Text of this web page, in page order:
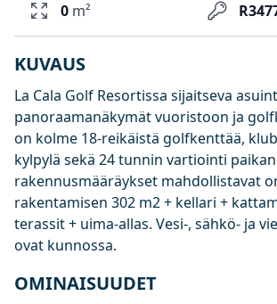
0 m²
KUVAUS
La Cala Golf Resortissa sijaitseva
panoraamanäkymät vuoristoon ja
on kolme 18-reikäistä golfkenttää,
kylpylä sekä 24 tunnin vartiointi
rakennusmääräykset mahdollistavat
rakentamisen 302 m2 + kellari +
terassit + uima-allas. Vesi-, sähkö- ja
ovat kunnossa.
OMINAISUUDET